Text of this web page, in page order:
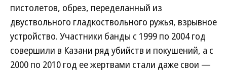
пистолетов, обрез, переделанный из
двуствольного гладкоствольного ружья, взрывное
устройство. Участники банды с 1999 по 2004 год
совершили в Казани ряд убийств и покушений, а с
2000 по 2010 год ее жертвами стали даже свои —